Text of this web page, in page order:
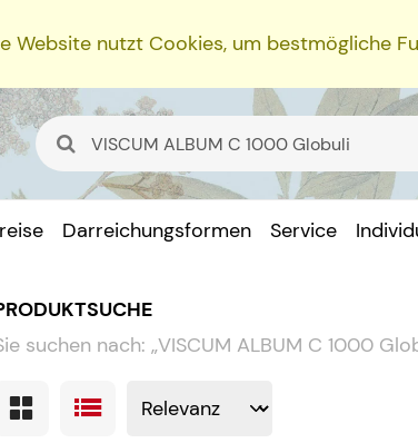
Website nutzt Cookies, um bestmögliche
Darreichungsformen Service
suchen nach: „VISCUM ALBUM C 1000